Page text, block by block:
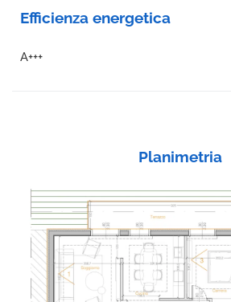
Efficienza energetica
A+++
Planimetria